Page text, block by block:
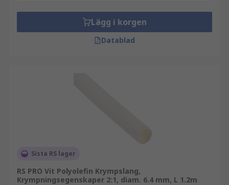
Lägg i korgen
Datablad
Sista RS lager
RS PRO Vit Polyolefin Krympslang,
Krympningsegenskaper 2:1, diam. 6.4 mm, L 1.2m